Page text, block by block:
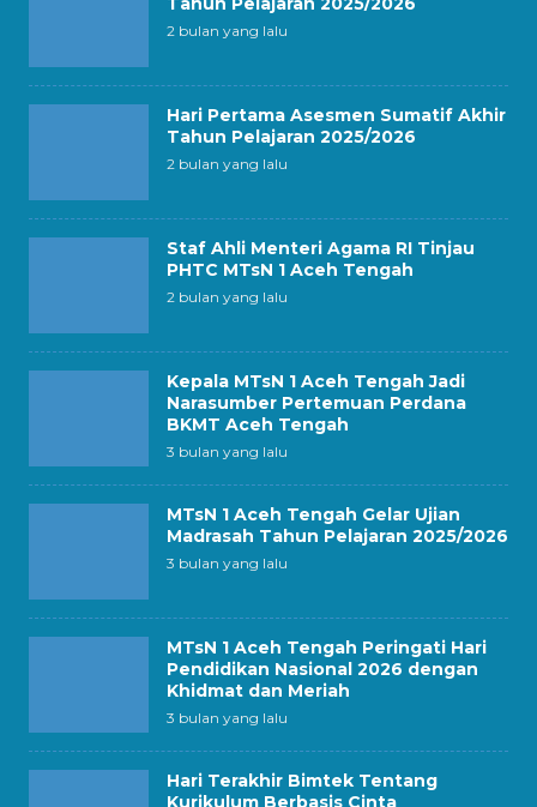
2 bulan yang lalu
Hari Pertama Asesmen Sumatif Akhir
Tahun Pelajaran 2025/2026
2 bulan yang lalu
Staf Ahli Menteri Agama RI Tinjau
PHTC MTsN 1 Aceh Tengah
2 bulan yang lalu
Kepala MTsN 1 Aceh Tengah Jadi
Narasumber Pertemuan Perdana
BKMT Aceh Tengah
3 bulan yang lalu
MTsN 1 Aceh Tengah Gelar Ujian
Madrasah Tahun Pelajaran 2025/2026
3 bulan yang lalu
MTsN 1 Aceh Tengah Peringati Hari
Pendidikan Nasional 2026 dengan
Khidmat dan Meriah
3 bulan yang lalu
Hari Terakhir Bimtek Tentang
Kurikulum Berbasis Cinta